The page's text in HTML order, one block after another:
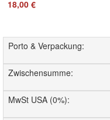
18,00 €
Porto & Verpackung:
Zwischensumme:
MwSt USA (0%):